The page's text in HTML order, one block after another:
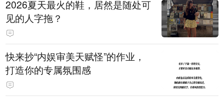
2026夏天最火的鞋，居然是随处可
见的人字拖？
快来抄“内娱审美天赋怪”的作业，
打造你的专属氛围感